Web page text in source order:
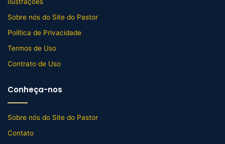
Sobre nós do Site do Pastor
Política de Privacidade
Termos de Uso
Contrato de Uso
Conheça-nos
Sobre nós do Site do Pastor
Contato